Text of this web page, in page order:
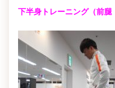
下半身トレーニング（前腿